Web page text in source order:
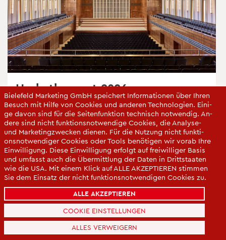
Herbst­kon­zert 2026
Dora Pe­jace­vic Ou­ver­tü­re in d-moll Ri­chard Wag­ner
We­sen­donck-Lie­der Pause Bun­tes Ge­burts­tags­pro­
gramm...
18:00 - 20:00 Uhr
Ru­dolf-Oet­ker-Halle
Bie­le­feld Mar­ke­ting GmbH spei­chert In­for­ma­tio­nen über Ihren
Be­such mit Hilfe von Coo­kies und an­de­ren Tech­no­lo­gi­en. Ei­ni­
ge davon sind für die Sei­ten­funk­ti­on tech­nisch not­wen­dig. An­
de­re sind nicht funk­ti­ons­not­wen­di­ge Coo­kies, die Ana­ly­se-
und Mar­ke­ting­zwe­cken die­nen. Für die Nut­zung nicht funk­ti­
ons­not­wen­di­ger Coo­kies oder Tools be­nö­ti­gen wir vorab Ihre
Ein­wil­li­gung. Diese Ein­wil­li­gung er­folgt auf frei­wil­li­ger Basis
und um­fasst auch die Über­mitt­lung der Daten in Dritt­staa­ten
wie die USA. Mit einem Klick auf ALLE AK­ZEP­TIE­REN stim­men
Sie dem Ein­satz der nicht funk­ti­ons­not­wen­di­gen Coo­kies zu.
Sie kön­nen Ihre Ein­wil­li­gung über die COO­KIE-EIN­STEL­LUN­
GEN je­der­zeit än­dern oder mit Wir­kung für die Zu­kunft wi­der­
ru­fen.
Da­ten­schut­z­er­klä­rung
COOKIE EINSTELLUNGEN
ALLES VERWEIGERN
ALLE AKZEPTIEREN